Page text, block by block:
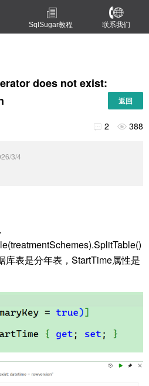
SqlSugar教程 联系我们
does not exist:
返回
 2  388
3/4
库表是分年表， StartTime属性是